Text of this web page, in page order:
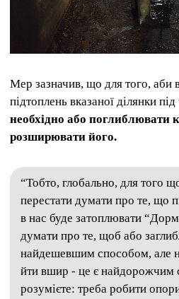
Мер зазначив, що для того, аби
підтоплень вказаної ділянки
необхідно або поглиблювати
розширювати його.
“Тобто, глобально, для того
перестати думати про те, що
в нас буде затоплювати
думати про те, щоб або
найдешевшим способом, але
йти вшир - це є найдорожчим
розумієте: треба робити